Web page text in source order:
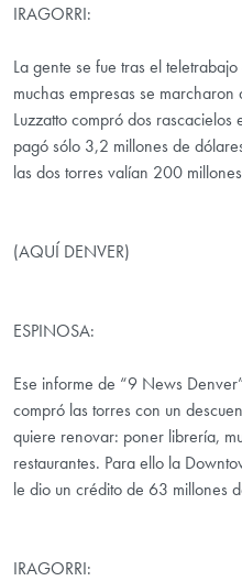
IRAGORRI:
La gente se fue tras el
muchas empresas se
Luzzatto compró dos
pagó sólo 3,2 millones de
las dos torres valían 200
(AQUÍ DENVER)
ESPINOSA:
Ese informe de “9 News
compró las torres con un
quiere renovar: poner librería,
restaurantes. Para ello la
le dio un crédito de 63 millones
IRAGORRI: